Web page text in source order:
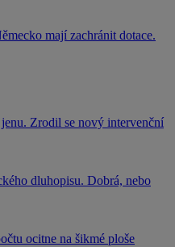
mají zachránit dotace.
Zrodil se nový intervenční
dluhopisu. Dobrá, nebo
ocitne na šikmé ploše